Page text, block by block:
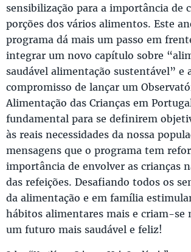
sensibilização para a importância de
porções dos vários alimentos. Este
programa dá mais um passo em
integrar um novo capítulo sobre
saudável alimentação sustentável” e
compromisso de lançar um
Alimentação das Crianças em
fundamental para se definirem
às reais necessidades da nossa
mensagens que o programa tem
importância de envolver as crianças
das refeições. Desafiando todos os
da alimentação e em família
hábitos alimentares mais e criam-se
um futuro mais saudável e feliz!